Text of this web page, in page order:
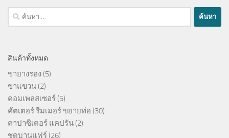
ค้นหา
สำหรับ:
สินค้าทั้งหมด
ขายางรอง (5)
ขาแขวน (2)
คอมเพลสเซอร์ (5)
คัตเตอร์ รีมเมอร์ ขยายท่อ (30)
คาปาซิเตอร์ แคปรัน (2)
ชุดบานแฟร์ (26)